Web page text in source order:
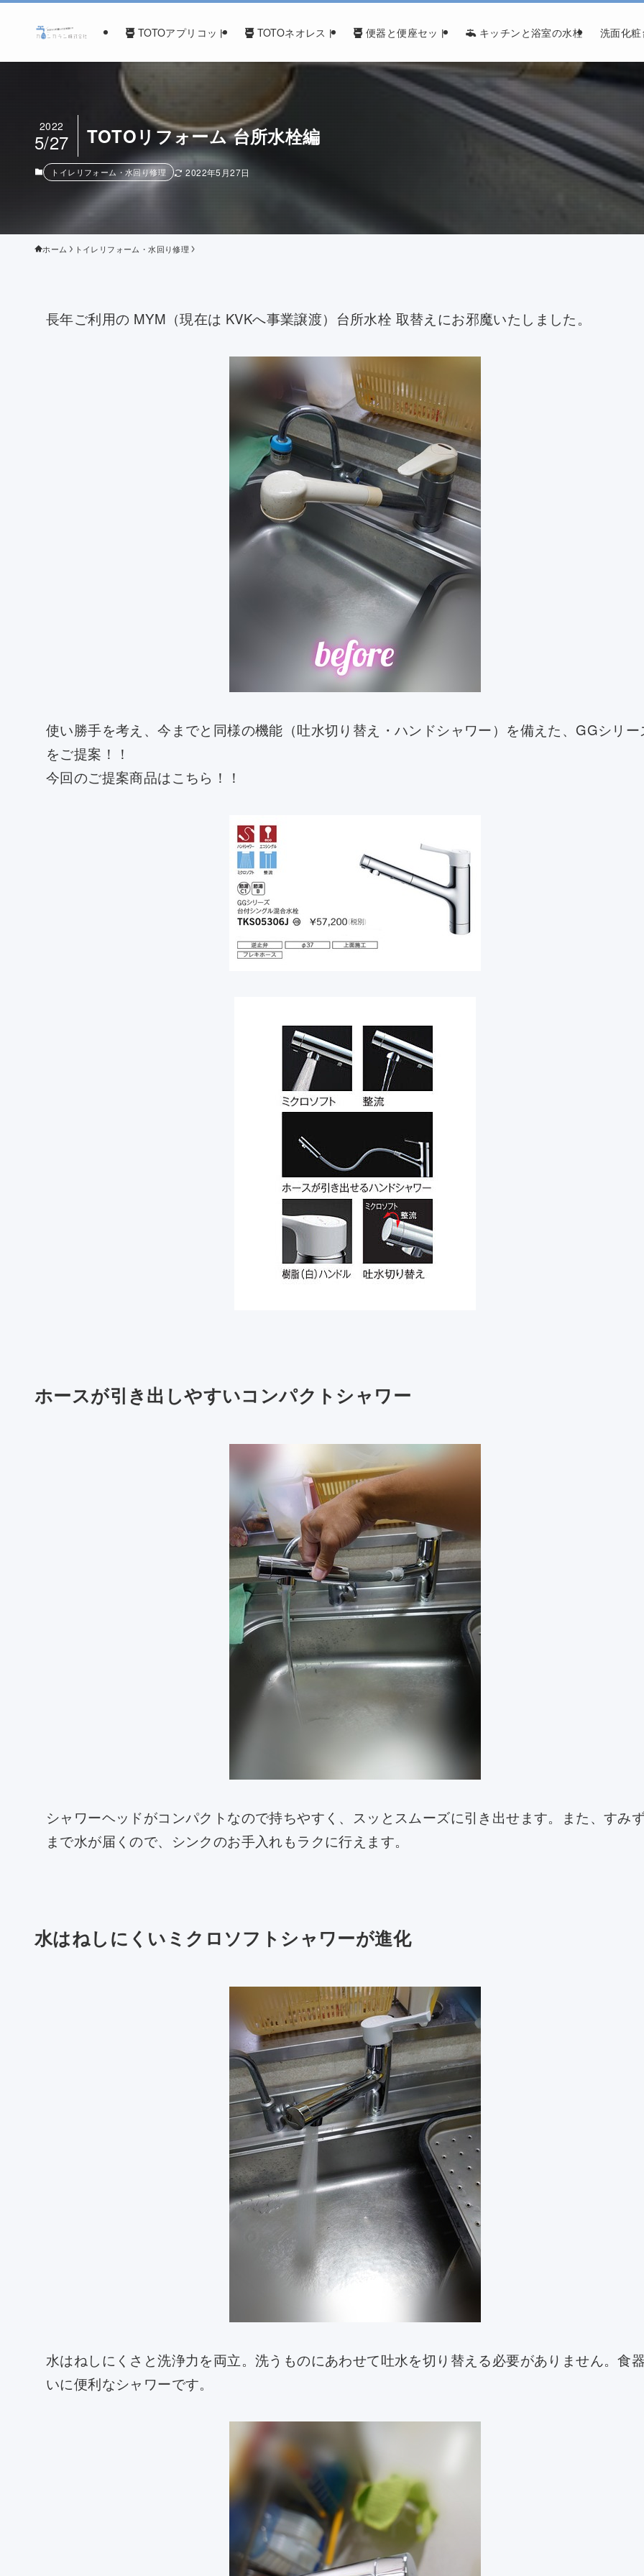
TOTOアプリコット TOTOネオレスト 便器と便座セット キッチンと浴室の水栓 洗面化粧
TOTOリフォーム 台所水栓編
2022
5/27
トイレリフォーム・水回り修理 2022年5月27日
ホーム トイレリフォーム・水回り修理
長年ご利用の MYM（現在は KVKへ事業譲渡）台所水栓 取替えにお邪魔いたしました。
使い勝手を考え、今までと同様の機能（吐水切り替え・ハンドシャワー）を備えた、GGシリー
をご提案！！
今回のご提案商品はこちら！！
ホースが引き出しやすいコンパクトシャワー
シャワーヘッドがコンパクトなので持ちやすく、スッとスムーズに引き出せます。また、すみ
まで水が届くので、シンクのお手入れもラクに行えます。
水はねしにくいミクロソフトシャワーが進化
水はねしにくさと洗浄力を両立。洗うものにあわせて吐水を切り替える必要がありません。食
いに便利なシャワーです。